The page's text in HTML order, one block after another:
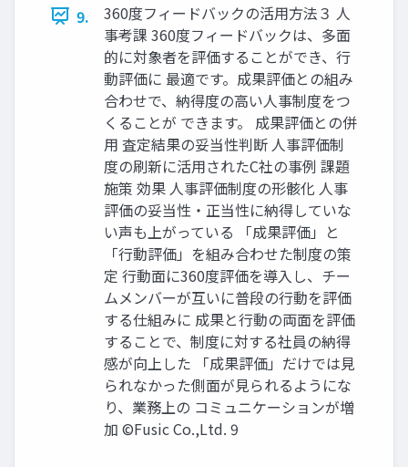
9.
360度フィードバックの活用方法３ 人
事考課 360度フィードバックは、多面
的に対象者を評価することができ、行
動評価に 最適です。成果評価との組み
合わせで、納得度の高い人事制度をつ
くることが できます。 成果評価との併
用 査定結果の妥当性判断 人事評価制
度の刷新に活用されたC社の事例 課題
施策 効果 人事評価制度の形骸化 人事
評価の妥当性・正当性に納得していな
い声も上がっている 「成果評価」と
「行動評価」を組み合わせた制度の策
定 行動面に360度評価を導入し、チー
ムメンバーが互いに普段の行動を評価
する仕組みに 成果と行動の両面を評価
することで、制度に対する社員の納得
感が向上した 「成果評価」だけでは見
られなかった側面が見られるようにな
り、業務上の コミュニケーションが増
加 ©️Fusic Co.,Ltd. 9